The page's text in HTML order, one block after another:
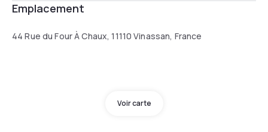
Emplacement
44 Rue du Four À Chaux, 11110 Vinassan, France
Voir carte